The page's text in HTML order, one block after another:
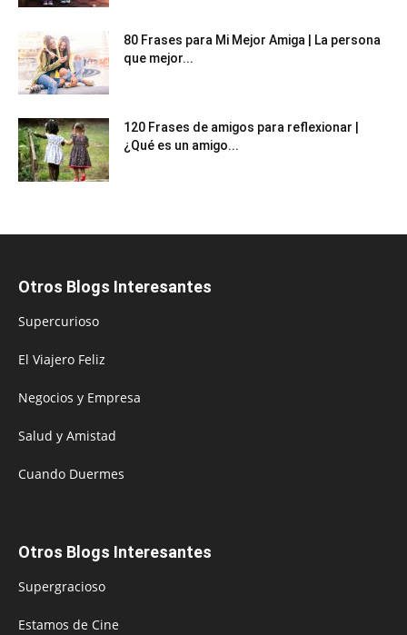
80 Frases para Mi Mejor Amiga | La persona
que mejor...
120 Frases de amigos para reflexionar |
¿Qué es un amigo...
Otros Blogs Interesantes
Supercurioso
El Viajero Feliz
Negocios y Empresa
Salud y Amistad
Cuando Duermes
Otros Blogs Interesantes
Supergracioso
Estamos de Cine